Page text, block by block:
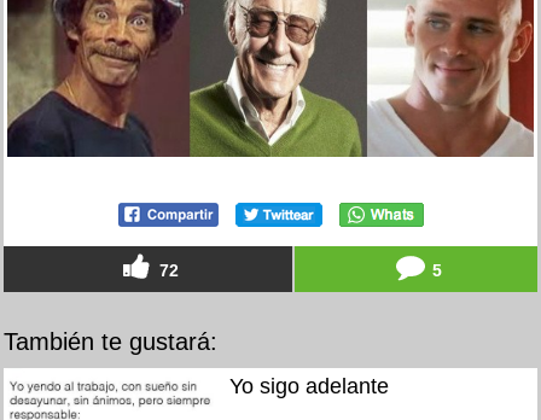
72 5
También te gustará:
Yo sigo adelante